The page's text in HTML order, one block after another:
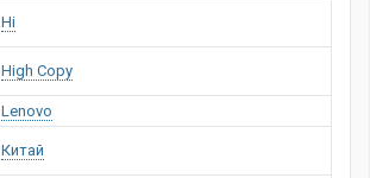
Ні
High Copy
Lenovo
Китай